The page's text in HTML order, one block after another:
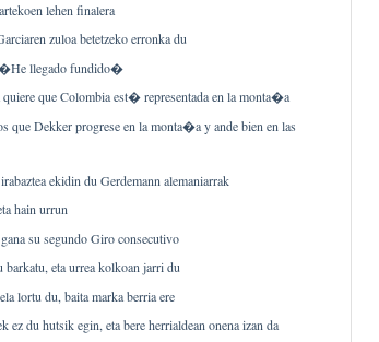
lehen finalera
zuloa betetzeko erronka du
�He llegado fundido�
que Colombia est� representada en la monta�a
que Dekker progrese en la monta�a y ande bien en las
ekidin du Gerdemann alemaniarrak
hain urrun
su segundo Giro consecutivo
barkatu, eta urrea kolkoan jarri du
lortu du, baita marka berria ere
ez du hutsik egin, eta bere herrialdean onena izan da